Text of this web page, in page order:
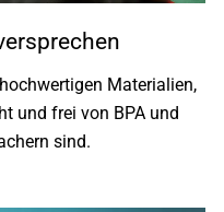
Materialien,
und frei von BPA und
sind.